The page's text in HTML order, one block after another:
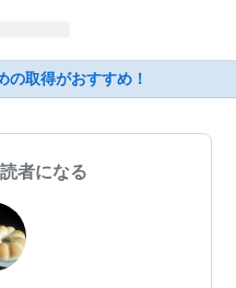
の取得がおすすめ！
者になる